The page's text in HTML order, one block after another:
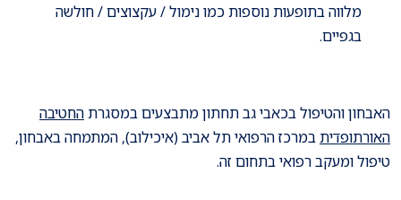
מלווה בתופעות נוספות כמו נימול / עקצוצים / חולשה
בגפיים.
האבחון והטיפול בכאבי גב תחתון מתבצעים במסגרתהחטיבה
האורתופדיתבמרכז הרפואי תל אביב (איכילוב), המתמחה באבחון,
טיפול ומעקב רפואי בתחום זה.